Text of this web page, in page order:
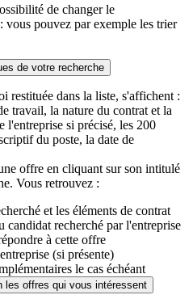
de changer le
vous pouvez par exemple les trier
de votre recherche
restituée dans la liste, s'affichent :
travail, la nature du contrat et la
l'entreprise si précisé, les 200
du poste, la date de
offre en cliquant sur son intitulé
Vous retrouvez :
et les éléments de contrat
candidat recherché par l'entreprise
à cette offre
(si présente)
le cas échéant
les offres qui vous intéressent